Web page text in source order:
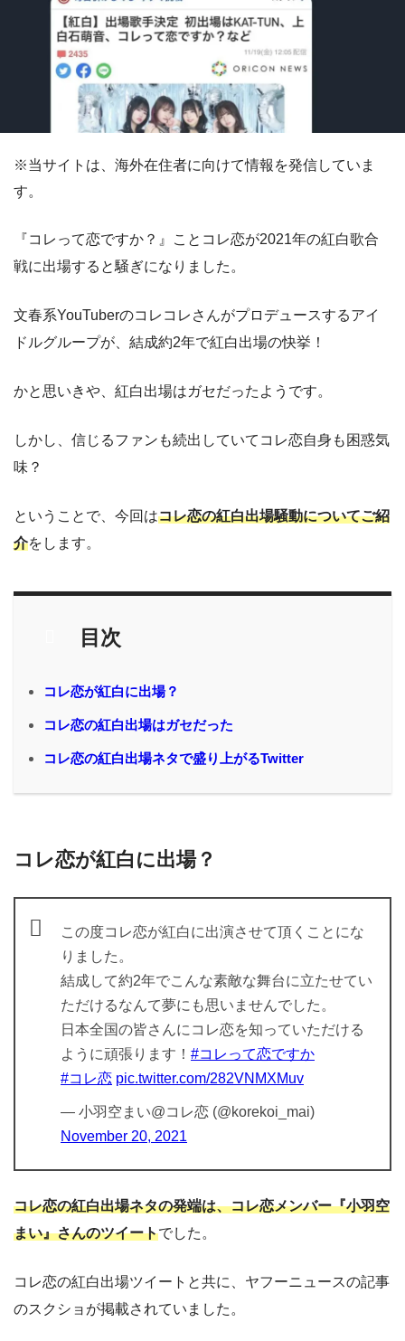
※当サイトは、海外在住者に向けて情報を発信していま
す。
『コレって恋ですか？』ことコレ恋が2021年の紅白歌合
戦に出場すると騒ぎになりました。
文春系YouTuberのコレコレさんがプロデュースするアイ
ドルグループが、結成約2年で紅白出場の快挙！
かと思いきや、紅白出場はガセだったようです。
しかし、信じるファンも続出していてコレ恋自身も困惑気
味？
ということで、今回はコレ恋の紅白出場騒動についてご紹
介をします。
目次
コレ恋が紅白に出場？
コレ恋の紅白出場はガセだった
コレ恋の紅白出場ネタで盛り上がるTwitter
コレ恋が紅白に出場？
この度コレ恋が紅白に出演させて頂くことにな
りました。
結成して約2年でこんな素敵な舞台に立たせてい
ただけるなんて夢にも思いませんでした。
日本全国の皆さんにコレ恋を知っていただける
ように頑張ります！ #コレって恋ですか
#コレ恋 pic.twitter.com/282VNMXMuv
— 小羽空まい@コレ恋 (@korekoi_mai)
November 20, 2021
コレ恋の紅白出場ネタの発端は、コレ恋メンバー『小羽空
まい』さんのツイートでした。
コレ恋の紅白出場ツイートと共に、ヤフーニュースの記事
のスクショが掲載されていました。